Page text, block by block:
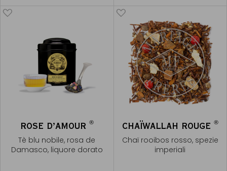
ROSE D’AMOUR ®
Tè blu nobile, rosa de
Damasco, liquore dorato
CHAÏWALLAH ROUGE ®
Chaï rooibos rosso, spezie
imperiali